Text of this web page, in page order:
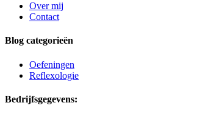
Over mij
Contact
Blog categorieën
Oefeningen
Reflexologie
Bedrijfsgegevens: